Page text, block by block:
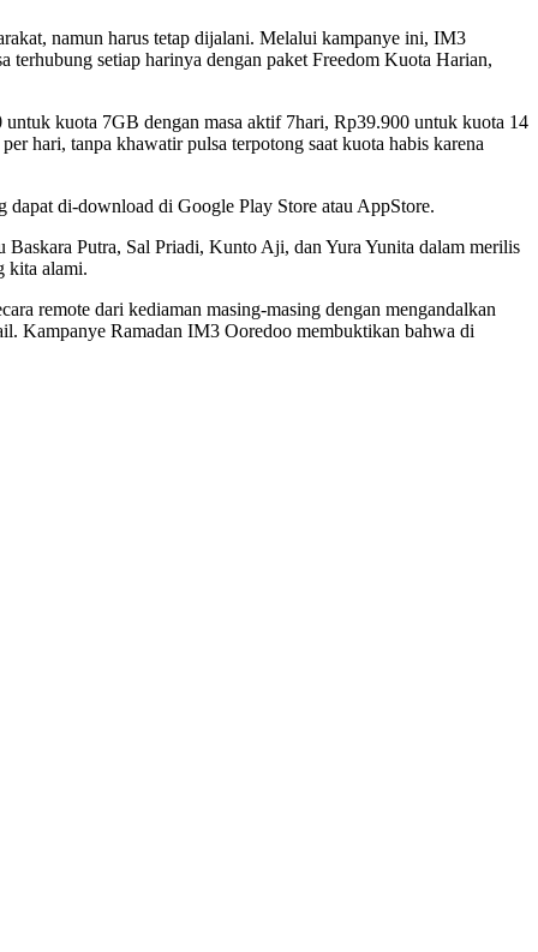
namun harus tetap dijalani. Melalui kampanye ini, IM3
setiap harinya dengan paket Freedom Kuota Harian,
kuota 7GB dengan masa aktif 7hari, Rp39.900 untuk kuota 14
hari, tanpa khawatir pulsa terpotong saat kuota habis karena
di-download di Google Play Store atau AppStore.
Putra, Sal Priadi, Kunto Aji, dan Yura Yunita dalam merilis
kita alami.
remote dari kediaman masing-masing dengan mengandalkan
Kampanye Ramadan IM3 Ooredoo membuktikan bahwa di